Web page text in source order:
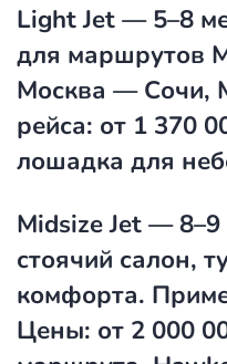
Light Jet— 5–8
для маршрутов
Москва — Сочи,
рейса: от 1 370
лошадка для
Midsize Jet— 8–9
стоячий салон,
комфорта.
Цены: от 2 000